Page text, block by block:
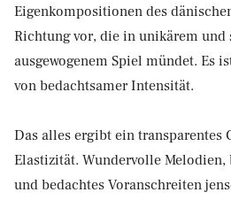
Eigenkompositionen des
Richtung vor, die in unikärem und
ausgewogenem Spiel mündet. Es
von bedachtsamer Intensität.
Das alles ergibt ein transparentes
Elastizität. Wundervolle
und bedachtes Voranschreiten